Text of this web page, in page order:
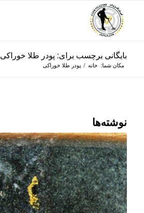
بایگانی برچسب برای: پودر طلا خوراکی
مکان شما: خانه / پودر طلا خوراکی
نوشته‌ها